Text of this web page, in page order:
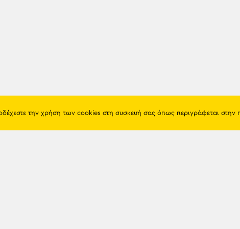
την χρήση των cookies στη συσκευή σας όπως περιγράφεται στην